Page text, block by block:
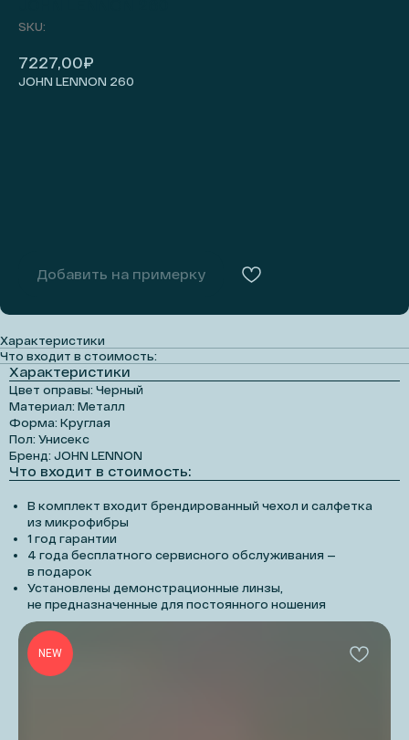
SKU:
7227,00₽
Добавить на примерку
JOHN LENNON 260
Характеристики
Что входит в стоимость:
Характеристики
Цвет оправы: Черный
Материал: Металл
Форма: Круглая
Пол: Унисекс
Бренд: JOHN LENNON
Что входит в стоимость:
В комплект входит брендированный чехол и салфетка
из микрофибры
1 год гарантии
4 года бесплатного сервисного обслуживания —
в подарок
Установлены демонстрационные линзы,
не предназначенные для постоянного ношения
NEW